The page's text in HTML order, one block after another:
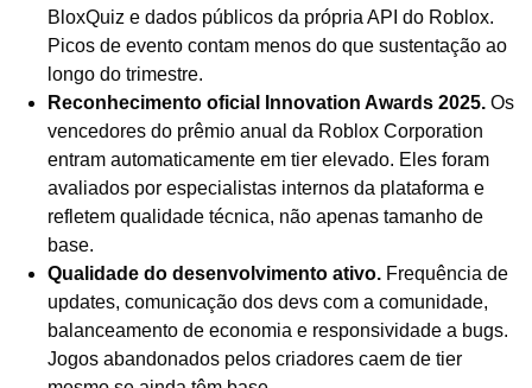
BloxQuiz e dados públicos da própria API do Roblox.
Picos de evento contam menos do que sustentação ao
longo do trimestre.
Reconhecimento oficial Innovation Awards 2025. Os
vencedores do prêmio anual da Roblox Corporation
entram automaticamente em tier elevado. Eles foram
avaliados por especialistas internos da plataforma e
refletem qualidade técnica, não apenas tamanho de
base.
Qualidade do desenvolvimento ativo. Frequência de
updates, comunicação dos devs com a comunidade,
balanceamento de economia e responsividade a bugs.
Jogos abandonados pelos criadores caem de tier